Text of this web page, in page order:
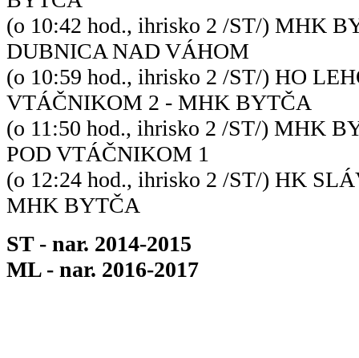
(o 10:42 hod., ihrisko 2 /ST/) MHK
DUBNICA NAD VÁHOM
(o 10:59 hod., ihrisko 2 /ST/) HO
VTÁČNIKOM 2 - MHK BYTČA
(o 11:50 hod., ihrisko 2 /ST/) MHK
POD VTÁČNIKOM 1
(o 12:24 hod., ihrisko 2 /ST/) HK
MHK BYTČA
ST - nar. 2014-2015
ML - nar. 2016-2017